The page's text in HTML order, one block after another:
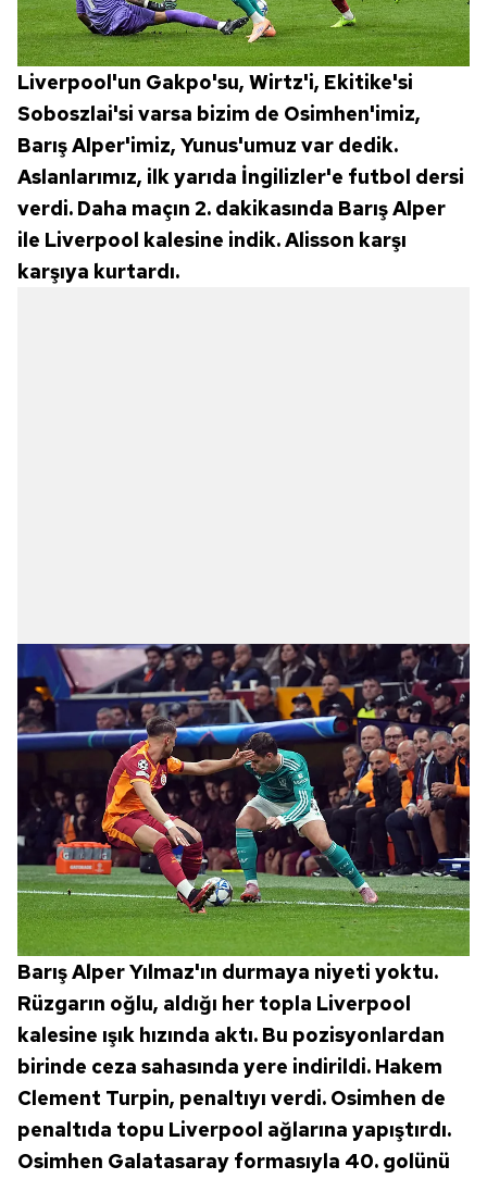
Liverpool'un Gakpo'su, Wirtz'i, Ekitike'si
Soboszlai'si varsa bizim de Osimhen'imiz,
Barış Alper'imiz, Yunus'umuz var dedik.
Aslanlarımız, ilk yarıda İngilizler'e futbol dersi
verdi. Daha maçın 2. dakikasında Barış Alper
ile Liverpool kalesine indik. Alisson karşı
karşıya kurtardı.
Barış Alper Yılmaz'ın durmaya niyeti yoktu.
Rüzgarın oğlu, aldığı her topla Liverpool
kalesine ışık hızında aktı. Bu pozisyonlardan
birinde ceza sahasında yere indirildi. Hakem
Clement Turpin, penaltıyı verdi. Osimhen de
penaltıda topu Liverpool ağlarına yapıştırdı.
Osimhen Galatasaray formasıyla 40. golünü